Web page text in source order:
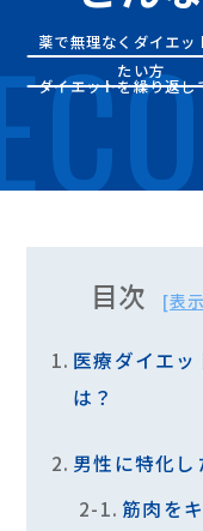
薬で無理なくダイエッ
たい方
ダイエットを繰り返し
目次
医療ダイエ
は？
男性に特化
筋肉を